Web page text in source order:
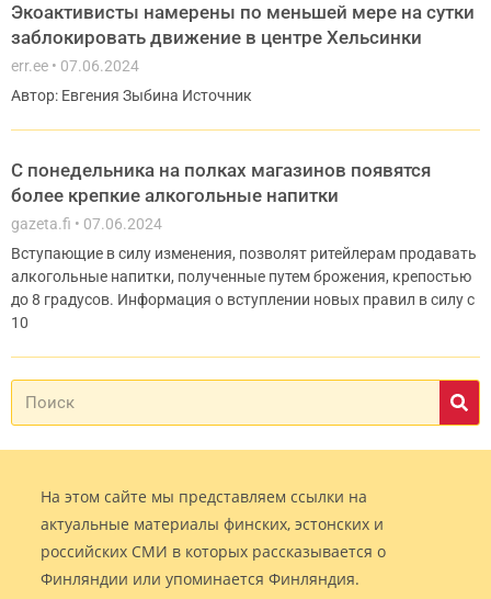
Экоактивисты намерены по меньшей мере на сутки
заблокировать движение в центре Хельсинки
err.ee
07.06.2024
Автор: Евгения Зыбина Источник
С понедельника на полках магазинов появятся
более крепкие алкогольные напитки
gazeta.fi
07.06.2024
Вступающие в силу изменения, позволят ритейлерам продавать
алкогольные напитки, полученные путем брожения, крепостью
до 8 градусов. Информация о вступлении новых правил в силу с
10
На этом сайте мы представляем ссылки на
актуальные материалы финских, эстонских и
российских СМИ в которых рассказывается о
Финляндии или упоминается Финляндия.